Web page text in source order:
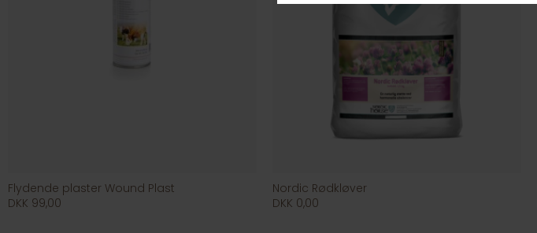
Flydende plaster Wound Plast
DKK 99,00
Nordic Rødkløver
DKK 0,00